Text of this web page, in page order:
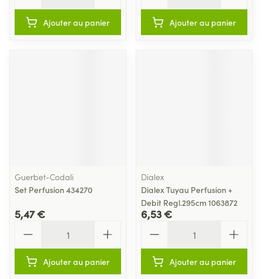
Ajouter au panier Ajouter au panier
Guerbet-Codali
Set Perfusion 434270
5,47 €
Ajouter au panier
Dialex
Dialex Tuyau Perfusion +
Debit Regl.295cm 1063872
6,53 €
Ajouter au panier